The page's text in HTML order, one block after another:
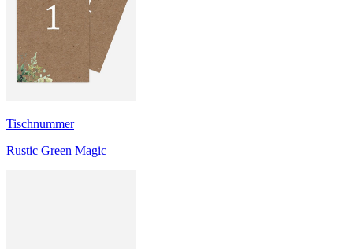
Tischnummer
Rustic Green Magic